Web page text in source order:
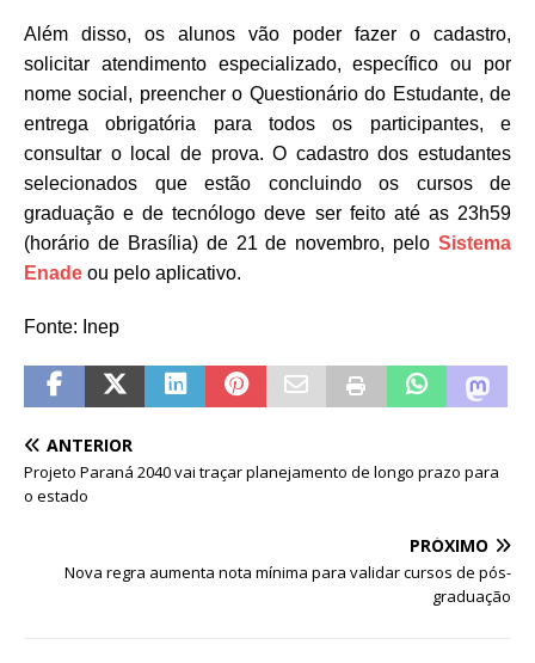
Além disso, os alunos vão poder fazer o cadastro,
solicitar atendimento especializado, específico ou por
nome social, preencher o Questionário do Estudante, de
entrega obrigatória para todos os participantes, e
consultar o local de prova. O cadastro dos estudantes
selecionados que estão concluindo os cursos de
graduação e de tecnólogo deve ser feito até as 23h59
(horário de Brasília) de 21 de novembro, pelo Sistema
Enade ou pelo aplicativo.
Fonte: Inep
ANTERIOR
Projeto Paraná 2040 vai traçar planejamento de longo prazo para
o estado
PRÓXIMO
Nova regra aumenta nota mínima para validar cursos de pós-
graduação